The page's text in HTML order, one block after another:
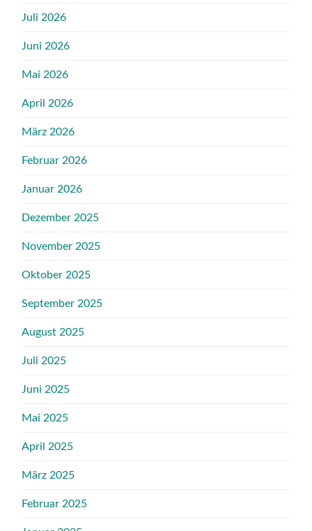
Juli 2026
Juni 2026
Mai 2026
April 2026
März 2026
Februar 2026
Januar 2026
Dezember 2025
November 2025
Oktober 2025
September 2025
August 2025
Juli 2025
Juni 2025
Mai 2025
April 2025
März 2025
Februar 2025